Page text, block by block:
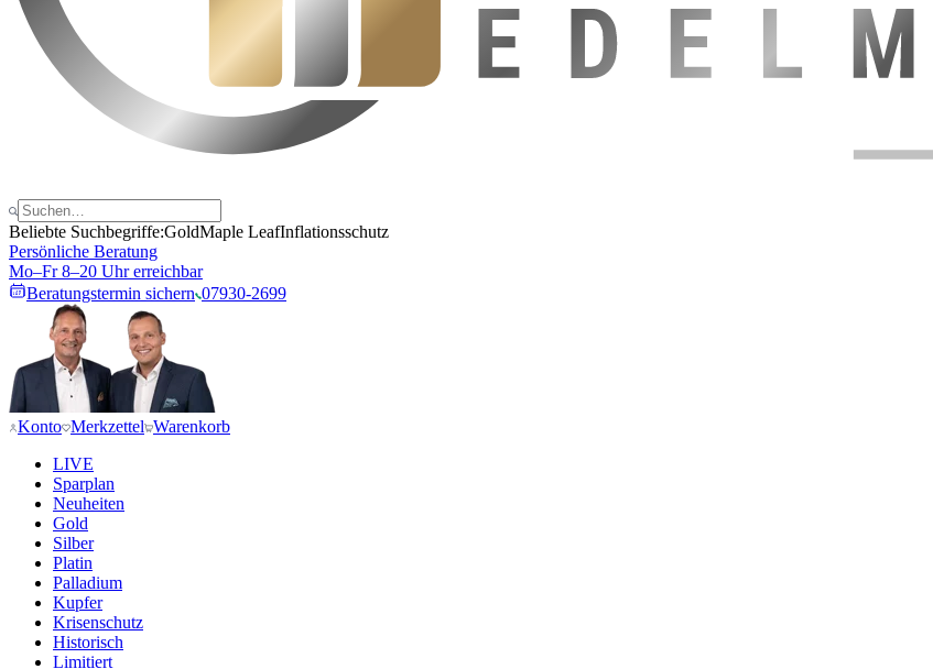
Beliebte Suchbegriffe:GoldMaple LeafInflationsschutz
Persönliche Beratung
Mo–Fr 8–20 Uhr erreichbar
Beratungstermin sichern 07930-2699
Konto Merkzettel Warenkorb
LIVE
Sparplan
Neuheiten
Gold
Silber
Platin
Palladium
Kupfer
Krisenschutz
Historisch
Limitiert